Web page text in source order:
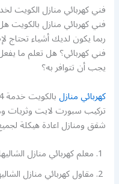
فني كهربائي منازل الكويت
فني كهربائي منازل
ربما يكون لديك أشياء
فني كهربائي؟ هل تعلم ما
يجب أن تتوافر به؟
كهربائي منازل
تركيب سبورت لايت وثريات
شقق ومنازل اعادة هيكلة لجميع
معلم كهربائي منازل
مقاول كهربائي منازل